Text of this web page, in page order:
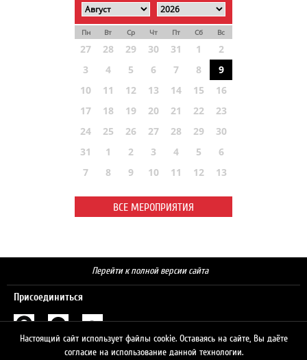
Пн Вт Ср Чт Пт Сб Вс
27 28 29 30 31 1
2
3
4 5 6 7 8
9
10
11 12 13 14 15
16
17
18 19 20 21 22
23
24
25 26 27 28 29
30
31
1 2 3 4 5
6
7
8 9 10 11 12 13
ВСЕ МЕРОПРИЯТИЯ
Перейти к полной версии сайта
Присоединиться
Настоящий сайт использует файлы cookie. Оставаясь на сайте, Вы даёте
согласие на использование данной технологии.